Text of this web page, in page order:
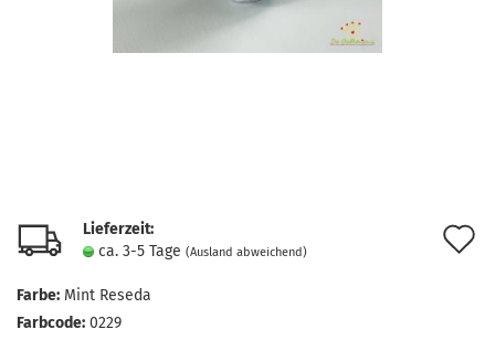
Lieferzeit:
ca. 3-5 Tage (Ausland abweichend)
Farbe: Mint Reseda
Farbcode: 0229